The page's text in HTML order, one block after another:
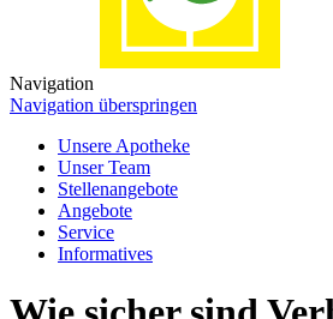
Navigation
Navigation überspringen
Unsere Apotheke
Unser Team
Stellenangebote
Angebote
Service
Informatives